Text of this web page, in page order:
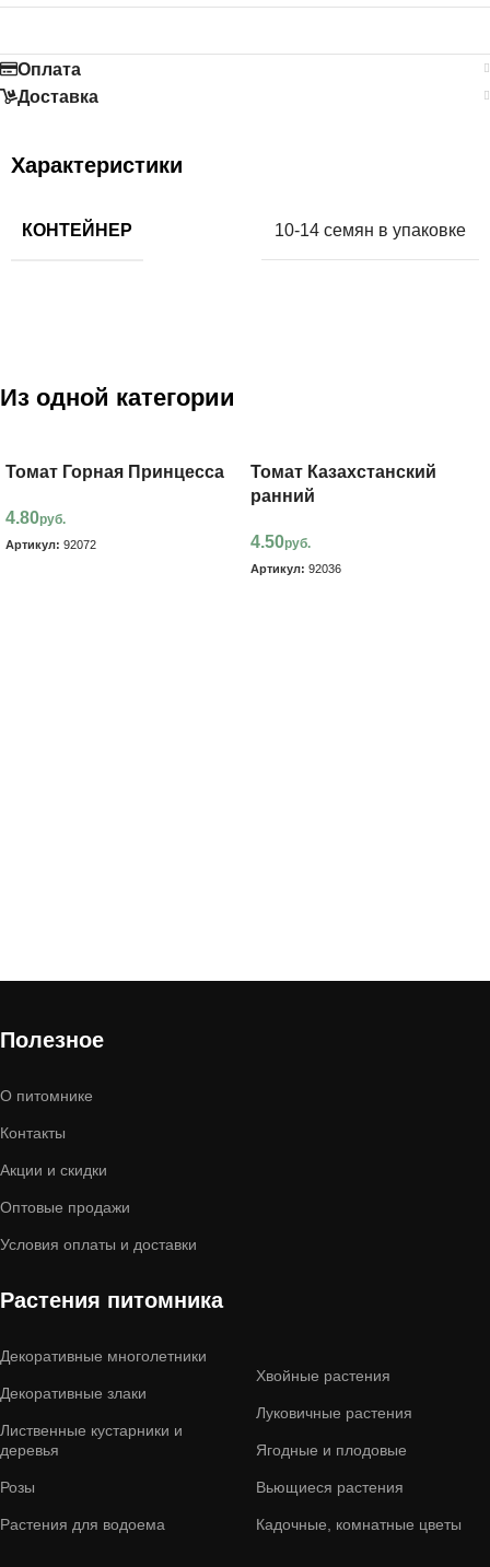
Оплата
Доставка
Характеристики
КОНТЕЙНЕР 10-14 семян в упаковке
Из одной категории
Томат Горная Принцесса
4.80руб.
Артикул: 92072
Томат Казахстанский
ранний
4.50руб.
Артикул: 92036
Полезное
О питомнике
Контакты
Акции и скидки
Оптовые продажи
Условия оплаты и доставки
Растения питомника
Декоративные многолетники
Декоративные злаки
Лиственные кустарники и
деревья
Розы
Растения для водоема
Хвойные растения
Луковичные растения
Ягодные и плодовые
Вьющиеся растения
Кадочные, комнатные цветы